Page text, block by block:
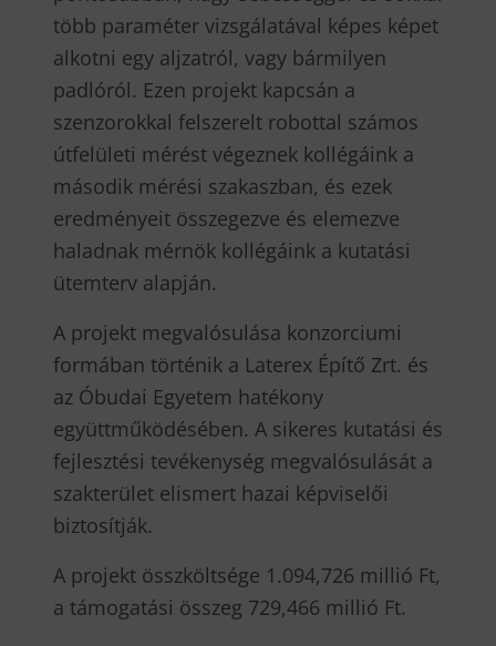
több paraméter vizsgálatával képes képet
alkotni egy aljzatról, vagy bármilyen
padlóról. Ezen projekt kapcsán a
szenzorokkal felszerelt robottal számos
útfelületi mérést végeznek kollégáink a
második mérési szakaszban, és ezek
eredményeit összegezve és elemezve
haladnak mérnök kollégáink a kutatási
ütemterv alapján.
A projekt megvalósulása konzorciumi
formában történik a Laterex Építő Zrt. és
az Óbudai Egyetem hatékony
együttműködésében. A sikeres kutatási és
fejlesztési tevékenység megvalósulását a
szakterület elismert hazai képviselői
biztosítják.
A projekt összköltsége 1.094,726 millió Ft,
a támogatási összeg 729,466 millió Ft.